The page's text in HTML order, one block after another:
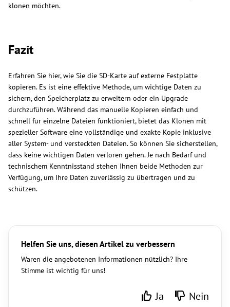
klonen möchten.
Fazit
Erfahren Sie hier, wie Sie die SD-Karte auf externe Festplatte
kopieren. Es ist eine effektive Methode, um wichtige Daten zu
sichern, den Speicherplatz zu erweitern oder ein Upgrade
durchzuführen. Während das manuelle Kopieren einfach und
schnell für einzelne Dateien funktioniert, bietet das Klonen mit
spezieller Software eine vollständige und exakte Kopie inklusive
aller System- und versteckten Dateien. So können Sie sicherstellen,
dass keine wichtigen Daten verloren gehen. Je nach Bedarf und
technischem Kenntnisstand stehen Ihnen beide Methoden zur
Verfügung, um Ihre Daten zuverlässig zu übertragen und zu
schützen.
Helfen Sie uns, diesen Artikel zu verbessern
Waren die angebotenen Informationen nützlich? Ihre
Stimme ist wichtig für uns!
Ja Nein